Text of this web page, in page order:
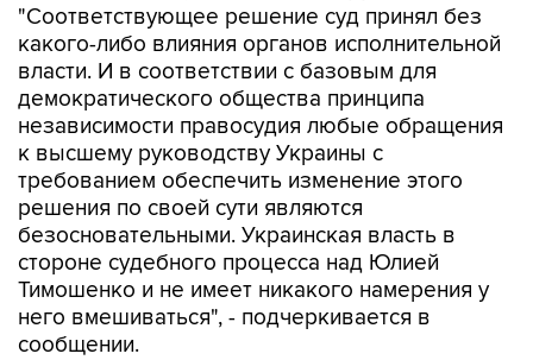
"Соответствующее решение суд принял без
какого-либо влияния органов исполнительной
власти. И в соответствии с базовым для
демократического общества принципа
независимости правосудия любые обращения
к высшему руководству Украины с
требованием обеспечить изменение этого
решения по своей сути являются
безосновательными. Украинская власть в
стороне судебного процесса над Юлией
Тимошенко и не имеет никакого намерения у
него вмешиваться", - подчеркивается в
сообщении.